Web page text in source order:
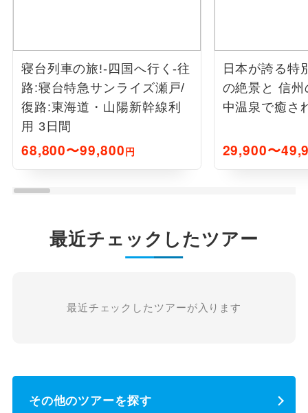
寝台列車の旅!-四国へ行く-往
路:寝台特急サンライズ瀬戸/
復路:東海道・山陽新幹線利
用 3日間
68,800〜99,800円
日本が誇る特
の絶景と 信
中温泉で癒さ
29,900〜
最近チェックしたツアー
最近チェックしたツアーが入ります
その他のツアーを探す